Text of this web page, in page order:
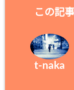
この記
t-naka